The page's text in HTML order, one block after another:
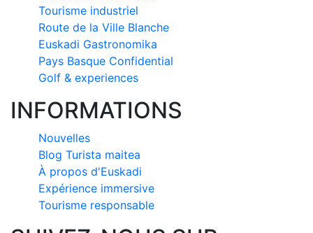
Tourisme industriel
Route de la Ville Blanche
Euskadi Gastronomika
Pays Basque Confidential
Golf & experiences
INFORMATIONS
Nouvelles
Blog Turista maitea
À propos d'Euskadi
Expérience immersive
Tourisme responsable